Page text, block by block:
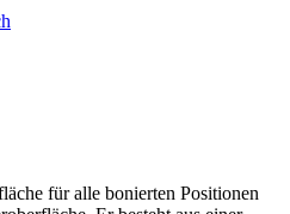
für alle bonierten Positionen